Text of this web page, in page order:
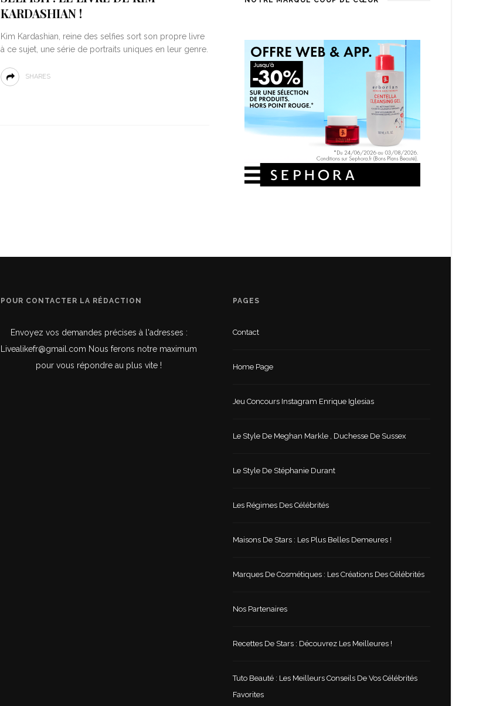
KARDASHIAN !
Kim Kardashian, reine des selfies sort son propre livre
à ce sujet, une série de portraits uniques en leur genre.
SHARES
POUR CONTACTER LA RÉDACTION
Envoyez vos demandes précises à l'adresses :
Livealikefr@gmail.com Nous ferons notre maximum
pour vous répondre au plus vite !
PAGES
Contact
Home Page
Jeu Concours Instagram Enrique Iglesias
Le Style De Meghan Markle , Duchesse De Sussex
Le Style De Stéphanie Durant
Les Régimes Des Célébrités
Maisons De Stars : Les Plus Belles Demeures !
Marques De Cosmétiques : Les Créations Des Célébrités
Nos Partenaires
Recettes De Stars : Découvrez Les Meilleures !
Tuto Beauté : Les Meilleurs Conseils De Vos Célébrités
Favorites